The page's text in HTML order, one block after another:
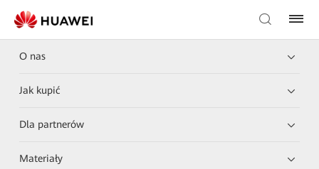
O nas
Jak kupić
Dla partnerów
Materiały